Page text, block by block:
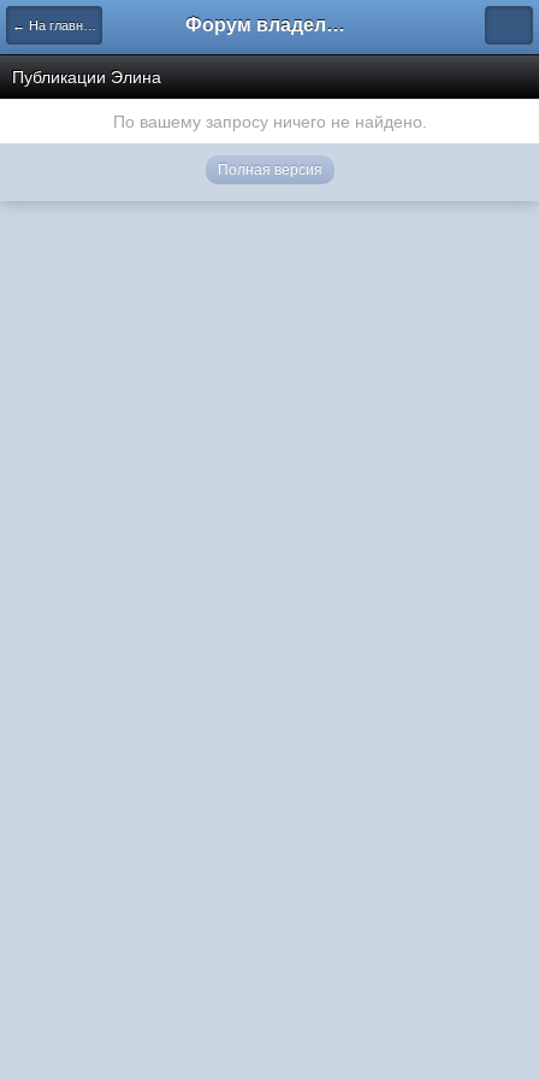
← На главную Форум владельцев интернет-магазинов
Публикации Элина
По вашему запросу ничего не найдено.
Полная версия